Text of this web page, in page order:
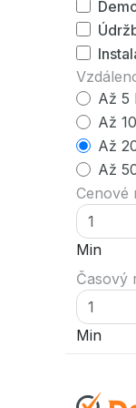
Až 5
Až
Až
Až
Cenové
Min
Časový
Min